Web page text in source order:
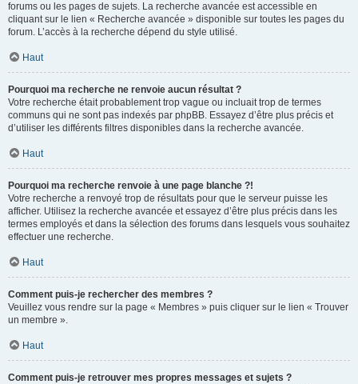
forums ou les pages de sujets. La recherche avancée est accessible en
cliquant sur le lien « Recherche avancée » disponible sur toutes les pages du
forum. L’accès à la recherche dépend du style utilisé.
Haut
Pourquoi ma recherche ne renvoie aucun résultat ?
Votre recherche était probablement trop vague ou incluait trop de termes
communs qui ne sont pas indexés par phpBB. Essayez d’être plus précis et
d’utiliser les différents filtres disponibles dans la recherche avancée.
Haut
Pourquoi ma recherche renvoie à une page blanche ?!
Votre recherche a renvoyé trop de résultats pour que le serveur puisse les
afficher. Utilisez la recherche avancée et essayez d’être plus précis dans les
termes employés et dans la sélection des forums dans lesquels vous souhaitez
effectuer une recherche.
Haut
Comment puis-je rechercher des membres ?
Veuillez vous rendre sur la page « Membres » puis cliquer sur le lien « Trouver
un membre ».
Haut
Comment puis-je retrouver mes propres messages et sujets ?